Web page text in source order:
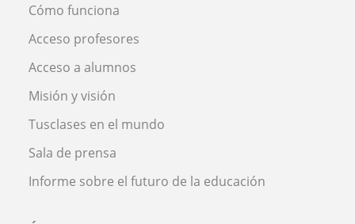
Cómo funciona
Acceso profesores
Acceso a alumnos
Misión y visión
Tusclases en el mundo
Sala de prensa
Informe sobre el futuro de la educación